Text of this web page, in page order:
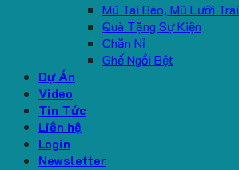
Mũ Tai Bèo, Mũ Lưỡi Trai
Quà Tặng Sự Kiện
Chăn Nỉ
Ghế Ngồi Bệt
Dự Án
Video
Tin Tức
Liên hệ
Login
Newsletter